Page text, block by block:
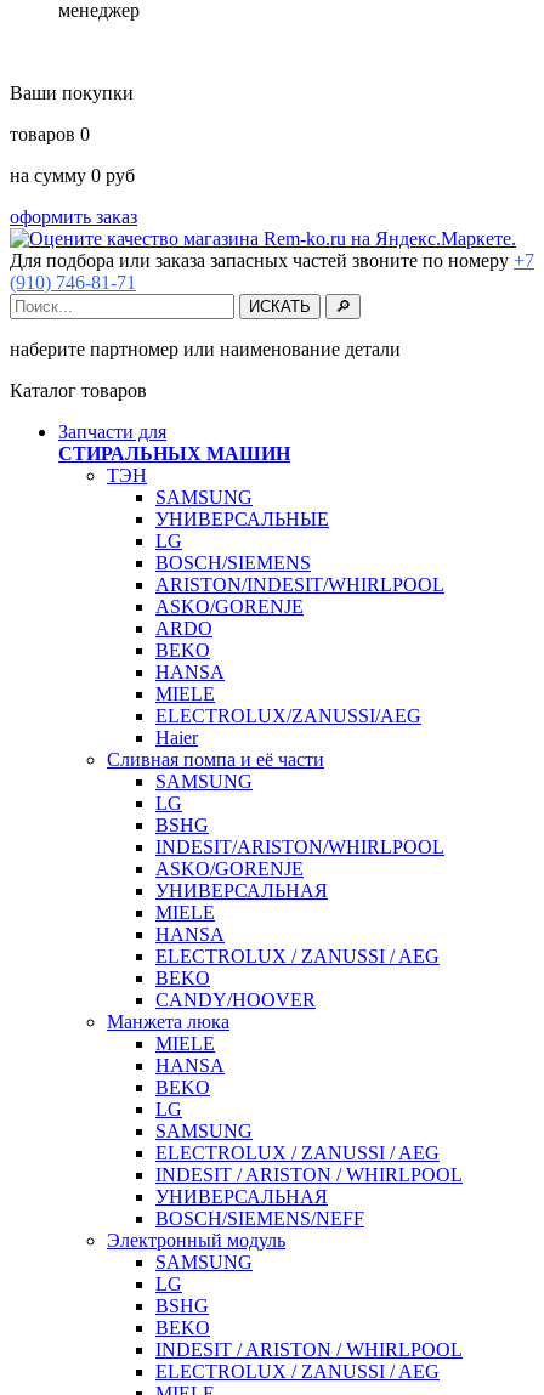
менеджер
Ваши покупки
товаров 0
на сумму 0 руб
оформить заказ
Для подбора или заказа запасных частей звоните по номеру +7
(910) 746-81-71
наберите партномер или наименование детали
Каталог товаров
Запчасти для
СТИРАЛЬНЫХ МАШИН
ТЭН
SAMSUNG
УНИВЕРСАЛЬНЫЕ
LG
BOSCH/SIEMENS
ARISTON/INDESIT/WHIRLPOOL
ASKO/GORENJE
ARDO
BEKO
HANSA
MIELE
ELECTROLUX/ZANUSSI/AEG
Haier
Сливная помпа и её части
SAMSUNG
LG
BSHG
INDESIT/ARISTON/WHIRLPOOL
ASKO/GORENJE
УНИВЕРСАЛЬНАЯ
MIELE
HANSA
ELECTROLUX / ZANUSSI / AEG
BEKO
CANDY/HOOVER
Манжета люка
MIELE
HANSA
BEKO
LG
SAMSUNG
ELECTROLUX / ZANUSSI / AEG
INDESIT / ARISTON / WHIRLPOOL
УНИВЕРСАЛЬНАЯ
BOSCH/SIEMENS/NEFF
Электронный модуль
SAMSUNG
LG
BSHG
BEKO
INDESIT / ARISTON / WHIRLPOOL
ELECTROLUX / ZANUSSI / AEG